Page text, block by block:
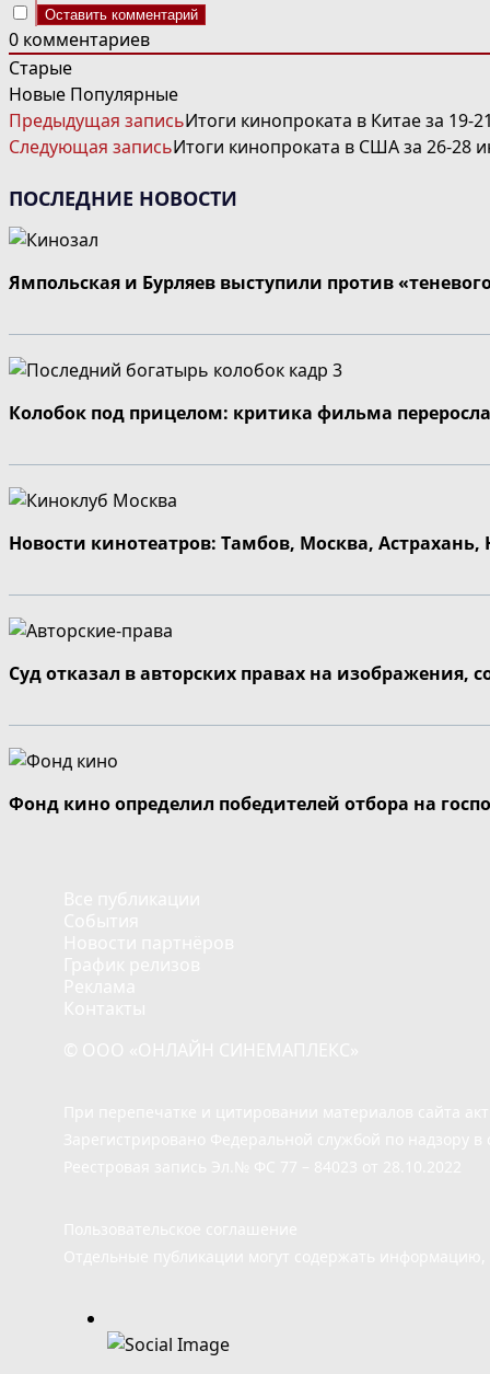
0 комментариев
Старые
Новые Популярные
ЧИТАТЬ
ДАЛЕЕ
СТАТЬИ
Предыдущая записьИтоги кинопроката в Китае за 19-
Следующая записьИтоги кинопроката в США за 26-28
ПОСЛЕДНИЕ НОВОСТИ
Ямпольская и Бурляев выступили против
Колобок под прицелом: критика фильма
Новости кинотеатров: Тамбов, Москва,
Суд отказал в авторских правах на изображения,
Фонд кино определил победителей отбора на